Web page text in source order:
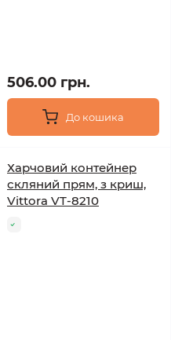
506.00 грн.
До кошика
Харчовий контейнер
скляний прям, з криш,
Vittora VT-8210